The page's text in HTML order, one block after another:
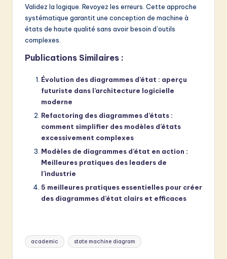
Validez la logique. Revoyez les erreurs. Cette approche
systématique garantit une conception de machine à
états de haute qualité sans avoir besoin d’outils
complexes.
Publications Similaires :
Évolution des diagrammes d’état : aperçu
futuriste dans l’architecture logicielle
moderne
Refactoring des diagrammes d’états :
comment simplifier des modèles d’états
excessivement complexes
Modèles de diagrammes d’état en action :
Meilleures pratiques des leaders de
l’industrie
5 meilleures pratiques essentielles pour créer
des diagrammes d’état clairs et efficaces
Tags:
academic state machine diagram